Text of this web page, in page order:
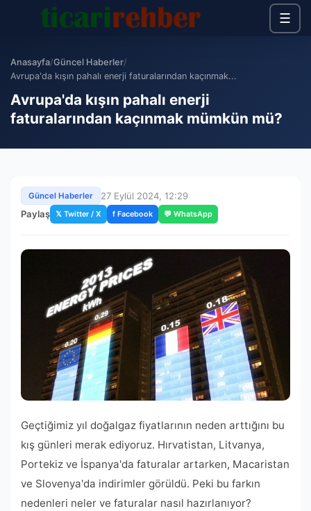
☰
Anasayfa/Güncel Haberler/
Avrupa'da kışın pahalı enerji faturalarından kaçınmak...
Avrupa'da kışın pahalı enerji
faturalarından kaçınmak mümkün mü?
Güncel Haberler
27 Eylül 2024, 12:29
Paylaş 𝕏 Twitter / X f Facebook 💬 WhatsApp
Geçtiğimiz yıl doğalgaz fiyatlarının neden arttığını bu
kış günleri merak ediyoruz. Hırvatistan, Litvanya,
Portekiz ve İspanya'da faturalar artarken, Macaristan
ve Slovenya'da indirimler görüldü. Peki bu farkın
nedenleri neler ve faturalar nasıl hazırlanıyor?